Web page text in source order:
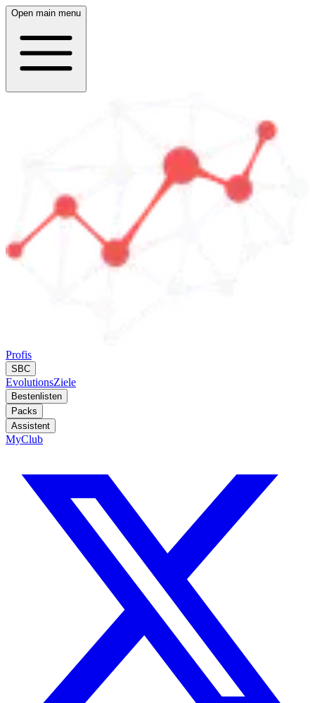
Open main menu
Profis
SBC
EvolutionsZiele
Bestenlisten
Packs
Assistent
MyClub